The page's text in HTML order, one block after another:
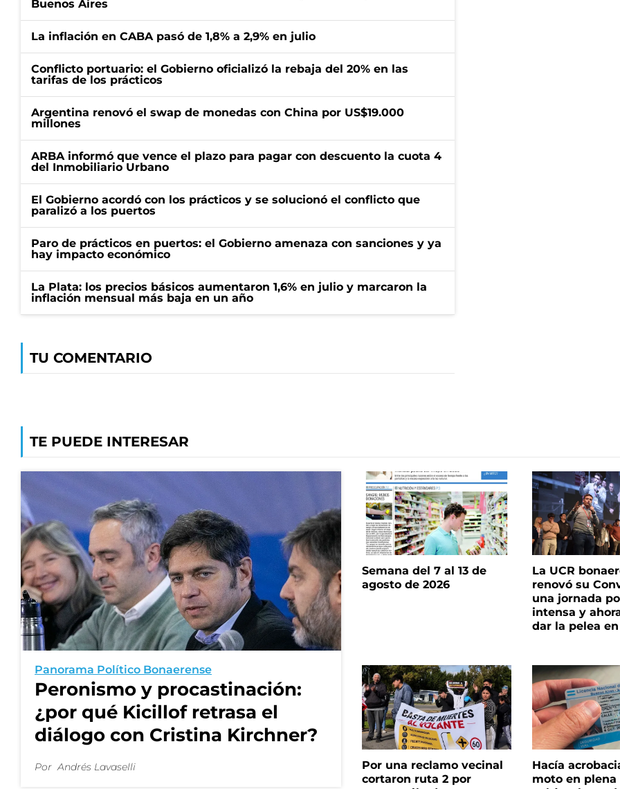
Buenos Aires
La inflación en CABA pasó de 1,8% a 2,9% en julio
Conflicto portuario: el Gobierno oficializó la rebaja del 20% en las
tarifas de los prácticos
Argentina renovó el swap de monedas con China por US$19.000
millones
ARBA informó que vence el plazo para pagar con descuento la cuota 4
del Inmobiliario Urbano
El Gobierno acordó con los prácticos y se solucionó el conflicto que
paralizó a los puertos
Paro de prácticos en puertos: el Gobierno amenaza con sanciones y ya
hay impacto económico
La Plata: los precios básicos aumentaron 1,6% en julio y marcaron la
inflación mensual más baja en un año
TU COMENTARIO
TE PUEDE INTERESAR
Panorama Político Bonaerense
Peronismo y procastinación:
¿por qué Kicillof retrasa el
diálogo con Cristina Kirchner?
Por Andrés Lavaselli
Semana del 7 al 13 de
agosto de 2026
La UCR
renovó su
una jornada
intensa y
dar la pelea en
Por una reclamo vecinal
cortaron ruta 2 por
Hacía
moto en plena